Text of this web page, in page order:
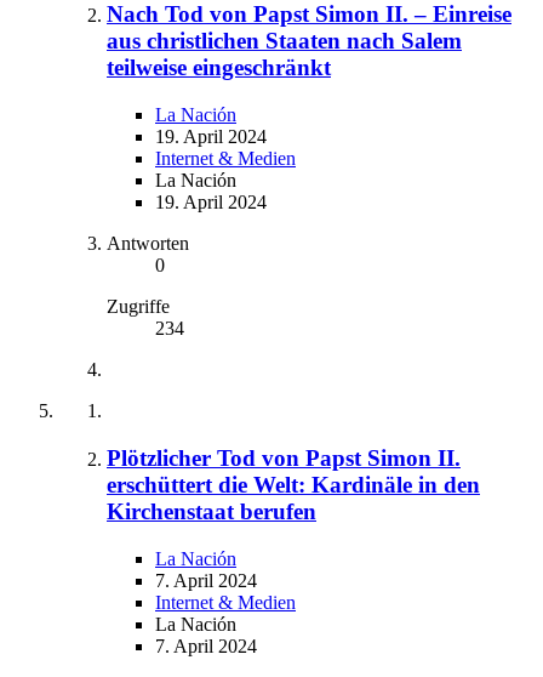
Nach Tod von Papst Simon II. – Einreise
aus christlichen Staaten nach Salem
teilweise eingeschränkt
La Nación
19. April 2024
Internet & Medien
La Nación
19. April 2024
Antworten
0
Zugriffe
234
Plötzlicher Tod von Papst Simon II.
erschüttert die Welt: Kardinäle in den
Kirchenstaat berufen
La Nación
7. April 2024
Internet & Medien
La Nación
7. April 2024